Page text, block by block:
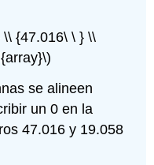
{47.016\ \ } \\
se alineen
un 0 en la
47.016 y 19.058